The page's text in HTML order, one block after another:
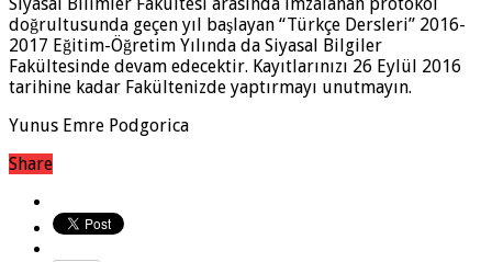
Siyasal Bilimler Fakültesi arasında imzalanan protokol
doğrultusunda geçen yıl başlayan “Türkçe Dersleri” 2016-
2017 Eğitim-Öğretim Yılında da Siyasal Bilgiler
Fakültesinde devam edecektir. Kayıtlarınızı 26 Eylül 2016
tarihine kadar Fakültenizde yaptırmayı unutmayın.
Yunus Emre Podgorica
Share